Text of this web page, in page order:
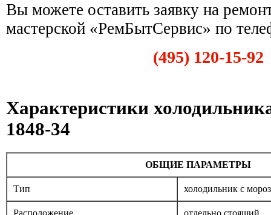
Вы можете оставить заявку на
мастерской «РемБытСервис» по
(495) 120-15-92
Характеристики
1848-34
ОБЩИЕ ПАРАМЕТРЫ
Тип холодильник с